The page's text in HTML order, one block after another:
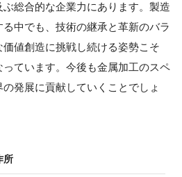
総合的な企業力にあります。製造
中でも、技術の継承と革新のバラ
値創造に挑戦し続ける姿勢こそ
ています。今後も金属加工のスペ
発展に貢献していくことでしょ
所